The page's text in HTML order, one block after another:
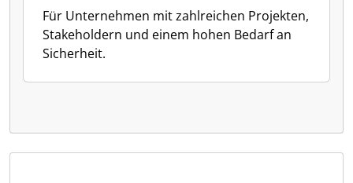
Für Unternehmen mit zahlreichen Projekten,
Stakeholdern und einem hohen Bedarf an
Sicherheit.